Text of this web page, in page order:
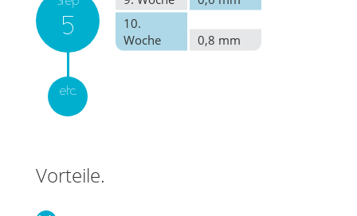
5
10.
Woche
0,8 mm
etc.
Vorteile.